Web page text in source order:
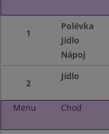
1
Polévka
Jídlo
Nápoj
2
Jídlo
Menu Chod